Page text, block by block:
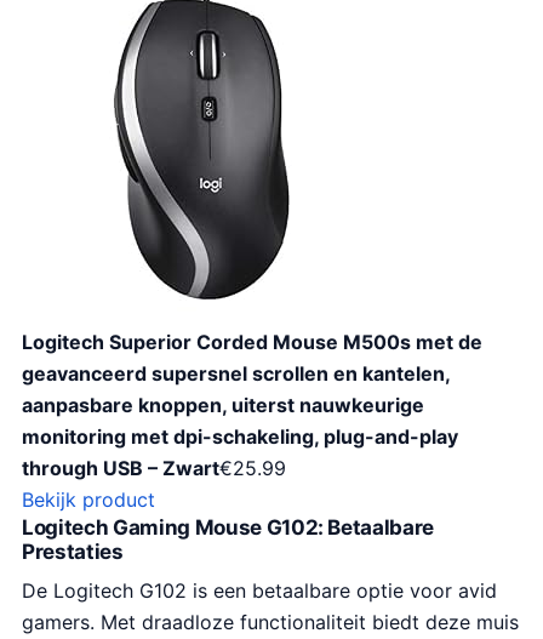
Logitech Superior Corded Mouse M500s met de
geavanceerd supersnel scrollen en kantelen,
aanpasbare knoppen, uiterst nauwkeurige
monitoring met dpi-schakeling, plug-and-play
through USB – Zwart€25.99
Bekijk product
Logitech Gaming Mouse G102: Betaalbare
Prestaties
De Logitech G102 is een betaalbare optie voor avid
gamers. Met draadloze functionaliteit biedt deze muis